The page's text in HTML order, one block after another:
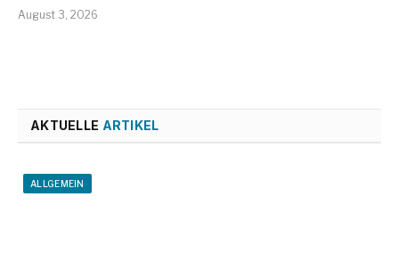
August 3, 2026
AKTUELLE ARTIKEL
ALLGEMEIN